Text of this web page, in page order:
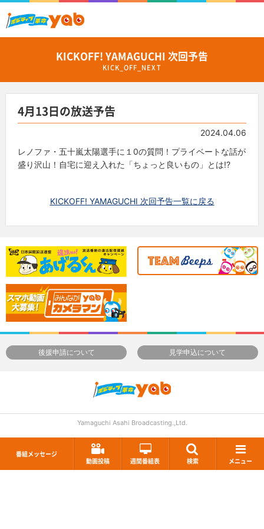
番組メッセージ
動画投稿
週間番組表 検索 メニュー
KICKOFF! YAMAGUCHI 次回予告
KICK_OFF_NEXT
4月13日の放送予告
2024.04.06
レノファ・五十嵐太陽選手に１0の質問！プライベートな話が
盛り沢山！自宅に迎え入れた「ちょっと良いもの」とは!?
KICKOFF! YAMAGUCHI 次回予告一覧に戻る
後援申請について 見学申込について
Yamaguchi Asahi Broadcasting.,Ltd.